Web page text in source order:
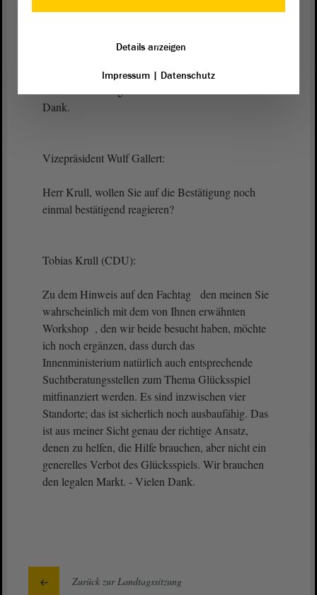
Suchtbekämpfung gibt, aus der
gesundheitspolitischen Perspektive heraus. Diesen
Dank.
Vizepräsident Wulf Gallert:
Herr Krull, wollen Sie auf die Bestätigung noch
einmal bestätigend reagieren?
Tobias Krull (CDU):
Zu dem Hinweis auf den Fachtag den meinen Sie
wahrscheinlich mit dem von Ihnen erwähnten
Workshop , den wir beide besucht haben, möchte
ich noch ergänzen, dass durch das
Innenministerium natürlich auch entsprechende
Suchtberatungsstellen zum Thema Glücksspiel
mitfinanziert werden. Es sind inzwischen vier
Standorte; das ist sicherlich noch ausbaufähig. Das
ist aus meiner Sicht genau der richtige Ansatz,
denen zu helfen, die Hilfe brauchen, aber nicht ein
generelles Verbot des Glücksspiels. Wir brauchen
den legalen Markt. - Vielen Dank.
Zurück zur Landtagssitzung
Details anzeigen
Impressum| Datenschutz